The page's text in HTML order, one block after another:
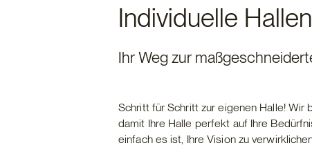
Individuelle
Ihr Weg zur
Schritt für Schritt zur eigenen Halle!
damit Ihre Halle perfekt auf Ihre
einfach es ist, Ihre Vision zu